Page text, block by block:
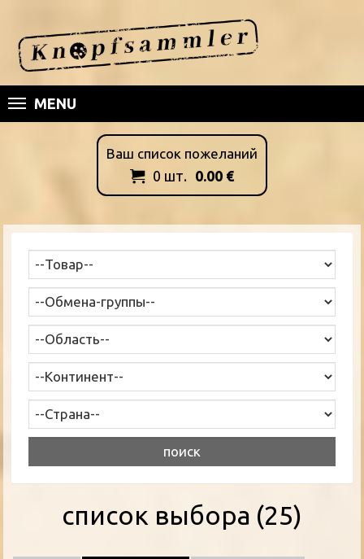
MENU
Ваш список пожеланий
 0 шт. 0.00 €
список выбора (25)